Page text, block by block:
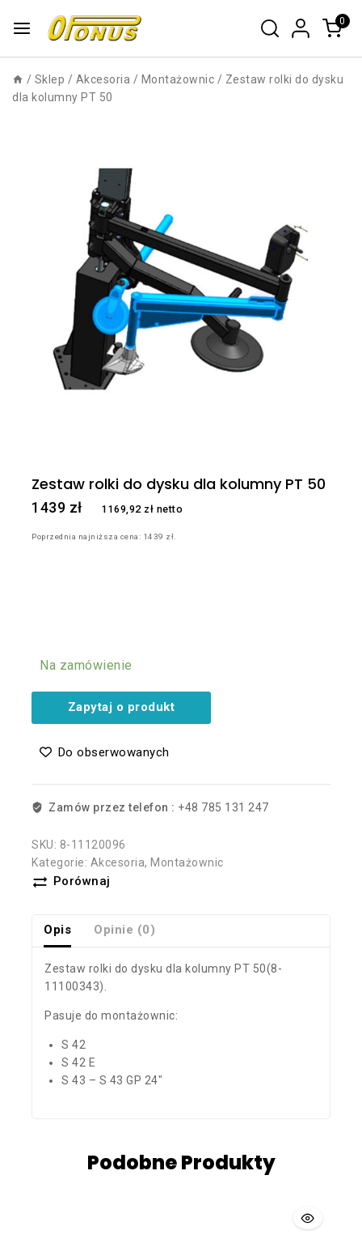
0
/ Sklep / Akcesoria / Montażownic / Zestaw rolki do dysku
dla kolumny PT 50
Zestaw rolki do dysku dla kolumny PT 50
1439 zł 1169,92 zł netto
Poprzednia najniższa cena: 1439 zł
Na zamówienie
Zapytaj o produkt
Do obserwowanych
Zamów przez telefon : +48 785 131 247
SKU: 8-11120096
Kategorie: Akcesoria, Montażownic
Porównaj
Opis Opinie (0)
Zestaw rolki do dysku dla kolumny PT 50(8-
11100343).
Pasuje do montażownic:
S 42
S 42 E
S 43 – S 43 GP 24″
Podobne Produkty